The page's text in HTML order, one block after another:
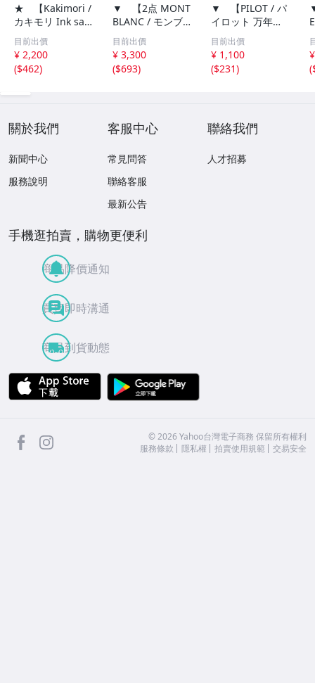
★ 【Kakimori /
カキモリ Ink sa
mpler set I サン
プルセット 5色
ボトルインク】0
01-02607
目前出價
¥ 2,200
($462)
▼ 【2点 MONT
BLANC / モンブ
ラン 万年筆 ボト
ルインク 60ml ミ
ッドナイトブル
ー・バーガンディ
目前出價
¥ 3,300
($693)
▼ 【PILOT / パ
イロット 万年筆
インキ iroshizuk
u 色彩雫 mini 3
色セット ボトル
インク】001-026
目前出價
¥ 1,100
($231)
(
關於我們
新聞中心
服務說明
客服中心
常見問答
聯絡客服
最新公告
聯絡我們
人才招募
手機逛拍賣，購物更便利
商品降價通知
買賣即時溝通
商品到貨動態
APP Store
facebook ©2026 Yahoo台灣電子商務 保留所有權利
服務條款
隱私權 拍賣使用規範 交易安全